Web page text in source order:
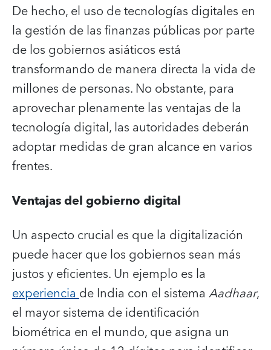
De hecho, el uso de tecnologías digitales en
la gestión de las finanzas públicas por parte
de los gobiernos asiáticos está
transformando de manera directa la vida de
millones de personas. No obstante, para
aprovechar plenamente las ventajas de la
tecnología digital, las autoridades deberán
adoptar medidas de gran alcance en varios
frentes.
Ventajas del gobierno digital
Un aspecto crucial es que la digitalización
puede hacer que los gobiernos sean más
justos y eficientes. Un ejemplo es la
experienciade India con el sistema Aadhaar,
el mayor sistema de identificación
biométrica en el mundo, que asigna un